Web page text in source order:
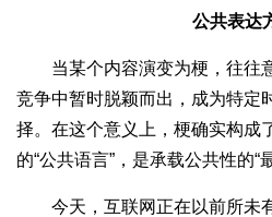
公共表达
当某个内容演变为梗，往往
竞争中暂时脱颖而出，成为特定
择。在这个意义上，梗确实构成
的“公共语言”，是承载公共性的“
今天，互联网正在以前所未有